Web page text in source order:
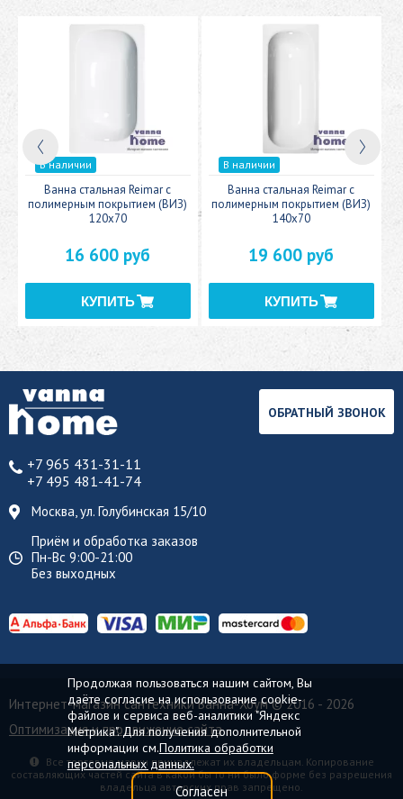
В наличии
Ванна стальная Reimar с
полимерным покрытием (ВИЗ)
120x70
16 600 руб
В наличии
Ванна стальная Reimar с
полимерным покрытием (ВИЗ)
140x70
19 600 руб
+7 965 431-31-11
+7 495 481-41-74
Москва, ул. Голубинская 15/10
Приём и обработка заказов
Пн-Вс 9:00-21:00
Без выходных
ОБРАТНЫЙ ЗВОНОК
Интернет-магазин сантехники Ванна-Хоум© 2016 - 2026
Оптимизация и продвижение сайта
Все торговые марки принадлежат их владельцам. Копирование
составляющих частей сайта в какой бы то ни было форме без разрешения
владельца авторских прав запрещено.
Продолжая пользоваться нашим сайтом, Вы
даёте согласие на использование cookie-
файлов и сервиса веб-аналитики "Яндекс
Метрика". Для получения дополнительной
информации см.Политика обработки
персональных данных.
Согласен